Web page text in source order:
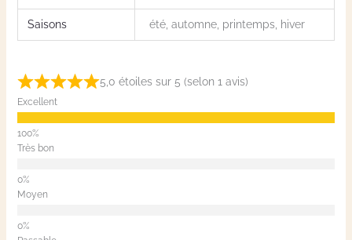
Saisons été, automne, printemps, hiver
5,0 étoiles sur 5 (selon 1 avis)
Excellent
Très bon
Moyen